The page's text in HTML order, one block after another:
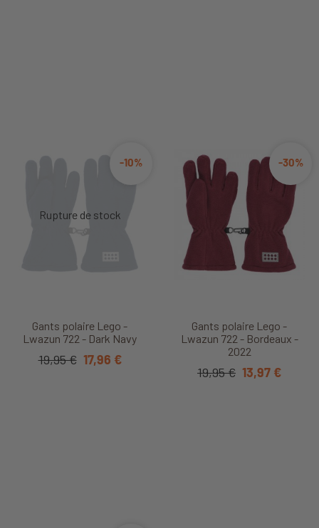
Gants polaire Lego -
Lwazun 722 - Dark Navy
-10%
19,95 € 17,96 €
Gants polaire Lego -
Lwazun 722 - Bordeaux -
2022
-30%
19,95 € 13,97 €